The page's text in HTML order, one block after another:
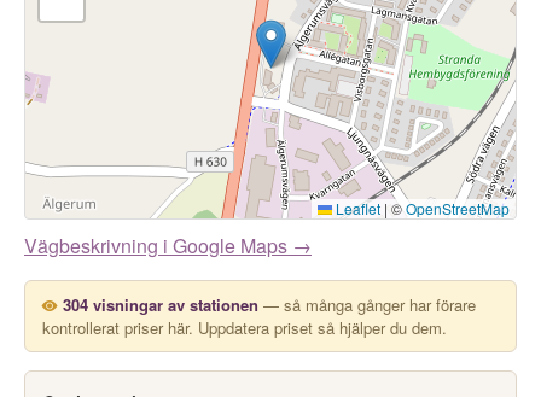
Leaflet | ©OpenStreetMap
Vägbeskrivning i Google Maps →
304 visningar av stationen — så många gånger har förare
kontrollerat priser här. Uppdatera priset så hjälper du dem.